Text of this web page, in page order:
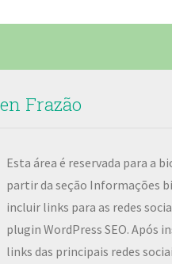
Frazão
Esta área é reservada para a
partir da seção Informações
incluir links para as redes
plugin WordPress SEO. Após
links das principais redes